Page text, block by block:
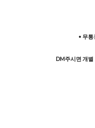
• 무통
DM주시면 개별